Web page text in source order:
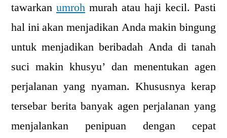
tawarkan umroh murah atau haji kecil. Pasti
hal ini akan menjadikan Anda makin bingung
untuk menjadikan beribadah Anda di tanah
suci makin khusyu’ dan menentukan agen
perjalanan yang nyaman. Khususnya kerap
tersebar berita banyak agen perjalanan yang
menjalankan penipuan dengan cepat